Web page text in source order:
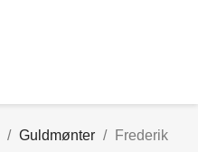
Guldmønter
Frederik